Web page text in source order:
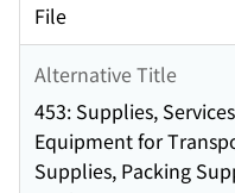
File
Alternative Title
453: Supplies,
Equipment for
Supplies, Packing